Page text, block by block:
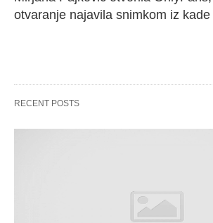
otvaranje najavila snimkom iz kade
RECENT POSTS